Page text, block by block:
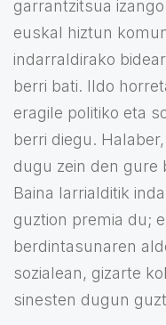
garrantzitsua
euskal hiztun
indarraldirako
berri bati. Ildo
eragile politiko eta
berri diegu.
dugu zein den gure
Baina larrialditik
guztion premia du;
berdintasunaren
sozialean, gizarte
sinesten dugun